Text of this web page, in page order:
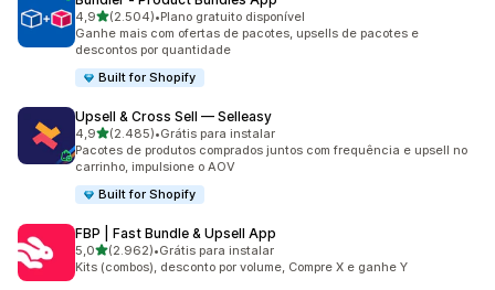
4,9de 5 estrelas
(2.504)
2504 avaliações ao todo
•Plano gratuito disponível
Ganhe mais com ofertas de pacotes, upsells de pacotes e
descontos por quantidade
Built for Shopify
Upsell & Cross Sell — Selleasy
4,9de 5 estrelas
(2.485)
2485 avaliações ao todo
•Grátis para instalar
Pacotes de produtos comprados juntos com frequência e upsell no
carrinho, impulsione o AOV
Built for Shopify
FBP | Fast Bundle & Upsell App
5,0de 5 estrelas
(2.962)
2962 avaliações ao todo
•Grátis para instalar
Kits (combos), desconto por volume, Compre X e ganhe Y